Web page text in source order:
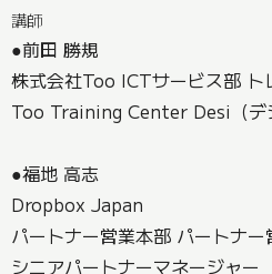
講師
●前田 勝規
株式会社Too ICTサービス部 ト
Too Training Center Desi（デ
●福地 高志
Dropbox Japan
パートナー営業本部 パートナー
​​シニアパートナーマネージャー